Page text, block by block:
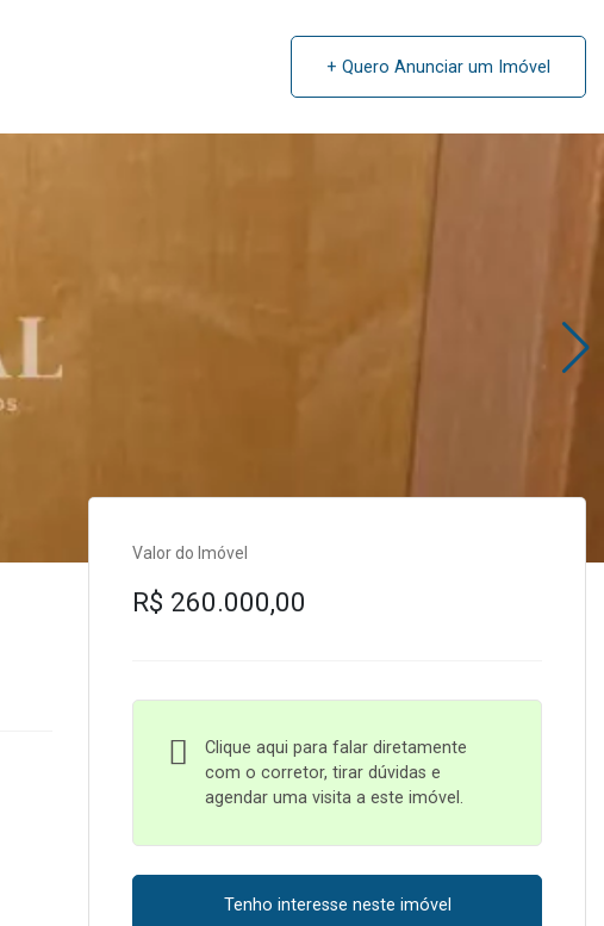
+ Quero Anunciar um Imóvel
Valor do Imóvel
R$ 260.000,00
Clique aqui para falar diretamente
com o corretor, tirar dúvidas e
agendar uma visita a este imóvel.
Tenho interesse neste imóvel